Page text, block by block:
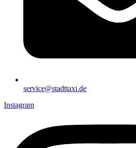
service@stadttaxi.de
Instagram